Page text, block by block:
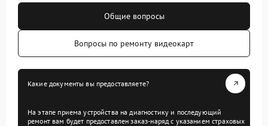
Общие вопросы
Вопросы по ремонту видеокарт
Какие документы вы предоставляете?
На этапе приема устройства на диагностику и последующий
ремонт вам будет предоставлен заказ-наряд с указанием страховых